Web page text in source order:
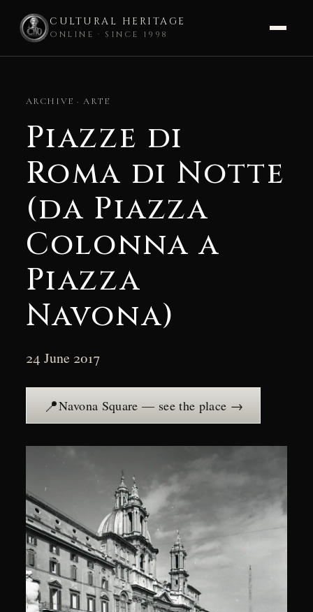
CULTURAL HERITAGE
ONLINE · SINCE 1998
contentARCHIVE · ARTE
Piazze di
Roma di Notte
(da Piazza
Colonna a
Piazza
Navona)
24 June 2017
📍Navona Square — see the place →